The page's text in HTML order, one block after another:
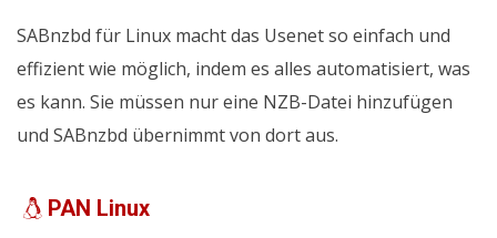
SABnzbd für Linux macht das Usenet so einfach und
effizient wie möglich, indem es alles automatisiert, was
es kann. Sie müssen nur eine NZB-Datei hinzufügen
und SABnzbd übernimmt von dort aus.
PAN Linux